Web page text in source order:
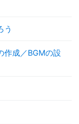
う
作成／BGMの設